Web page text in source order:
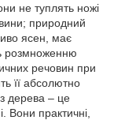
не туплять ножі
природний
ясен, має
розмноженню
речовин при
її абсолютно
дерева – це
Вони практичні,